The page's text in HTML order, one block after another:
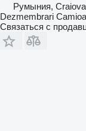
Румыния, Craiova
Dezmembrari
Связаться с